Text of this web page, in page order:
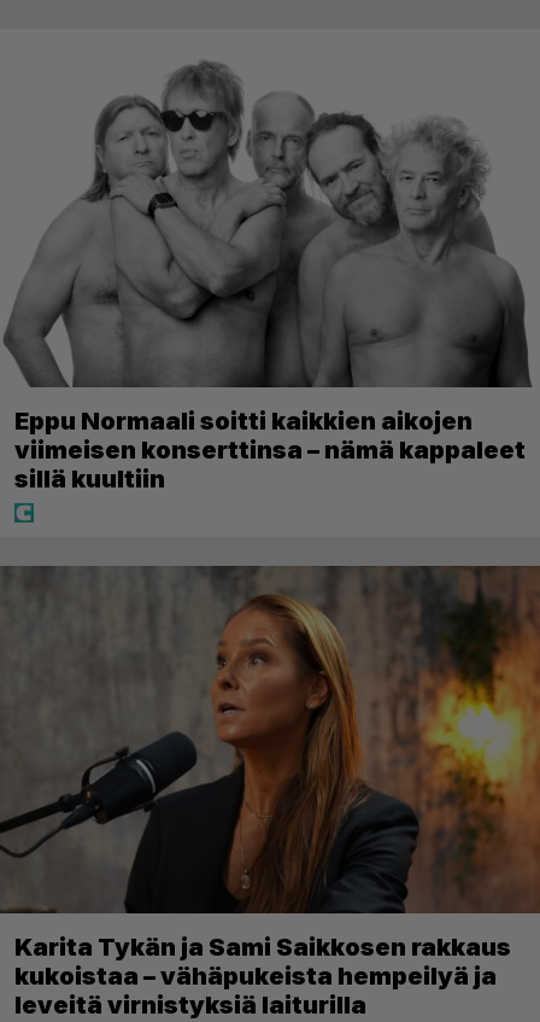
Eppu Normaali soitti kaikkien aikojen
viimeisen konserttinsa – nämä kappaleet
sillä kuultiin
Karita Tykän ja Sami Saikkosen rakkaus
kukoistaa – vähäpukeista hempeilyä ja
leveitä virnistyksiä laiturilla